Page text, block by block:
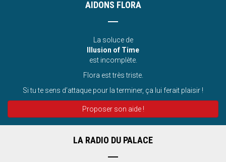
AIDONS FLORA
La soluce de
Illusion of Time
est incomplète.
Flora est très triste.
Si tu te sens d’attaque pour la terminer, ça lui ferait plaisir !
Proposer son aide !
LA RADIO DU PALACE